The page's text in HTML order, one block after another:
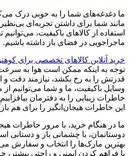
ما دغدغه‌های شما را به خوبی درک
مانند شما برای داشتن تجربه‌ای بی‌نظیر
استفاده از کالاهای باکیفیت، می‌توانیم
ماجراجویی در فضای باز داشته باشیم.
خرید آنلاین کالاهای تخصصی برای
توجه به اینکه ممکن است هوا به
قدرتش را به رخ بکشد، نیازمند دقت و
وسایل باکیفیت، ما و شما می‌توانیم
خاطرات زیبایی را به دفترمان
این خاطرات هیجان‌انگیز را برای هم
ما در هنگام خرید، با مرور خاطرات
دوستانمان، با چشمانی باز و دستانی
بهترین مارک‌ها را انتخاب و سفارش
با فراهم کردن ایمنی و راحتی بیشتر،